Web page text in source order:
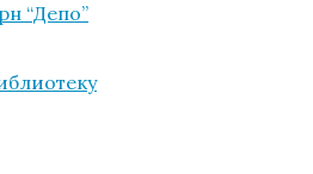
“Депо”